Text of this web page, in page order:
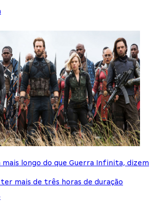
mais longo do que Guerra Infinita, dizem
mais de três horas de duração